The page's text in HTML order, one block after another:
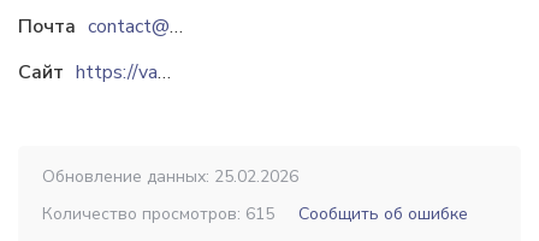
Почта
contact@valmiks.ru
Сайт
https://valmiks.ru
Обновление данных: 25.02.2026
Количество просмотров: 615
Сообщить об ошибке